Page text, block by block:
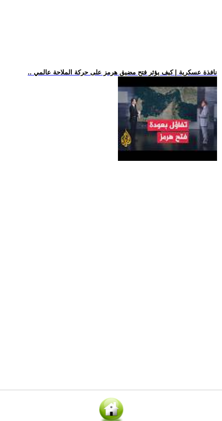
.. نافذة عسكرية | كيف يؤثر فتح مضيق هرمز على حركة الملاحة عالمي